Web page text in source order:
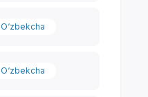
O‘zbekcha
O‘zbekcha